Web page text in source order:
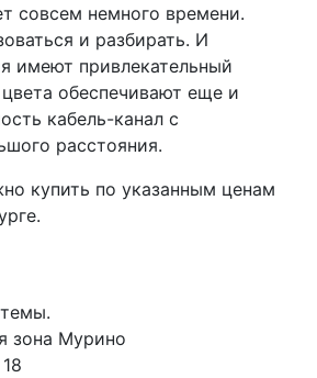
совсем немного времени.
и разбирать. И
имеют привлекательный
обеспечивают еще и
кабель-канал с
расстояния.
купить по указанным ценам
зона Мурино